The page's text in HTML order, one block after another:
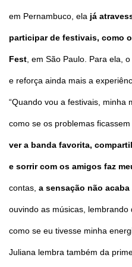
em Pernambuco, ela já
participar de festivais, como
Fest , em São Paulo. Para ela,
e reforça ainda mais a
“Quando vou a festivais, minha
como se os problemas ficassem
ver a banda favorita,
e sorrir com os amigos faz
contas, a sensação não acaba
ouvindo as músicas,
como se eu tivesse minha
Juliana lembra também da